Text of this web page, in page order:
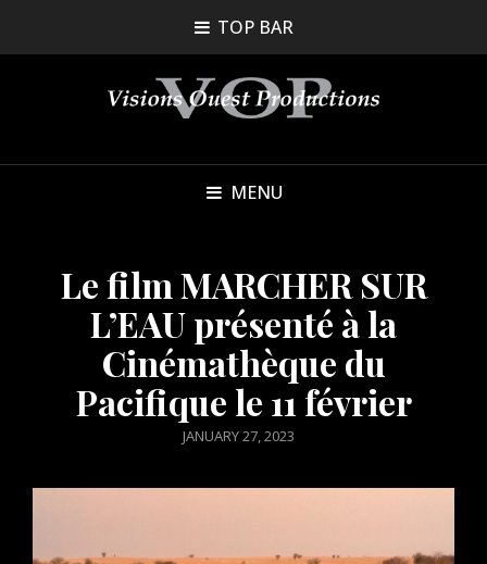
TOP BAR
MENU
Le film MARCHER SUR
L’EAU présenté à la
Cinémathèque du
Pacifique le 11 février
POSTED
JANUARY 27, 2023